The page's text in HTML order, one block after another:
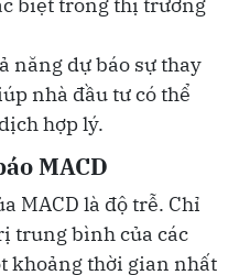
năng dự báo sự thay
nhà đầu tư có thể
hợp lý.
MACD
MACD là độ trễ. Chỉ
trung bình của các
khoảng thời gian nhất